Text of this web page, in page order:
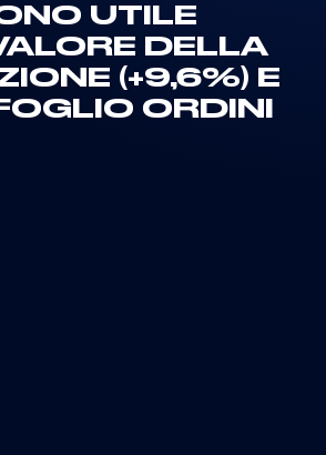
UTILE
DELLA
(+9,6%) E
ORDINI